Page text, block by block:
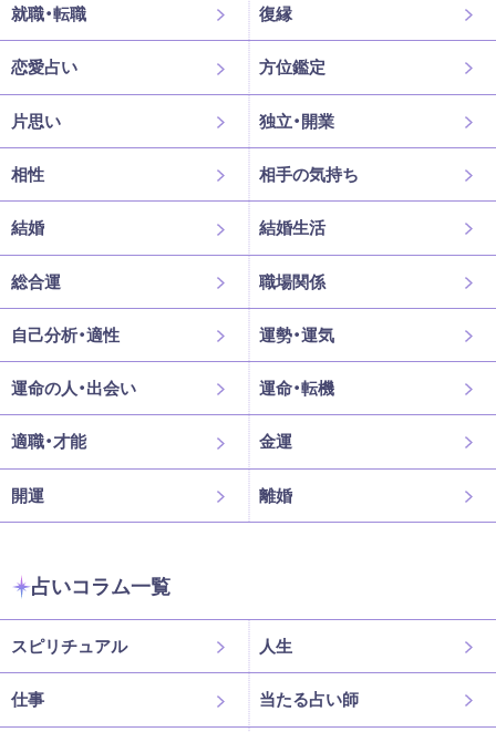
就職・転職 復縁
恋愛占い 方位鑑定
片思い 独立・開業
相性 相手の気持ち
結婚 結婚生活
総合運 職場関係
自己分析・適性 運勢・運気
運命の人・出会い 運命・転機
適職・才能 金運
開運 離婚
占いコラム一覧
スピリチュアル 人生
仕事 当たる占い師